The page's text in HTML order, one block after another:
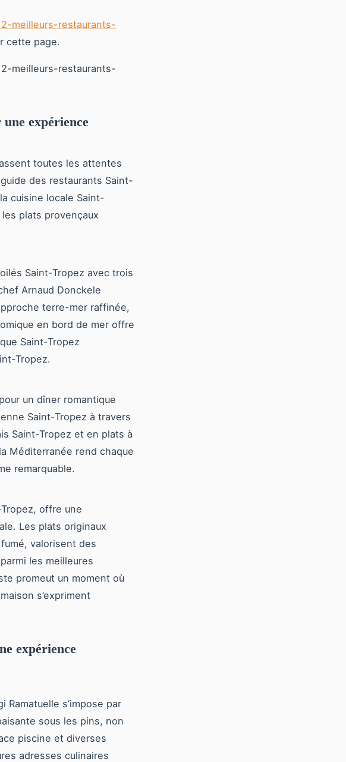
meilleurs-restaurants-
cette page.
meilleurs-restaurants-
expérience
toutes les attentes
des restaurants Saint-
cuisine locale Saint-
plats provençaux
Saint-Tropez avec trois
Arnaud Donckele
terre-mer raffinée,
en bord de mer offre
Saint-Tropez
Tropez.
un dîner romantique
Saint-Tropez à travers
Saint-Tropez et en plats à
Méditerranée rend chaque
remarquable.
offre une
Les plats originaux
valorisent des
les meilleures
promeut un moment où
s’expriment
expérience
Ramatuelle s’impose par
sous les pins, non
piscine et diverses
adresses culinaires